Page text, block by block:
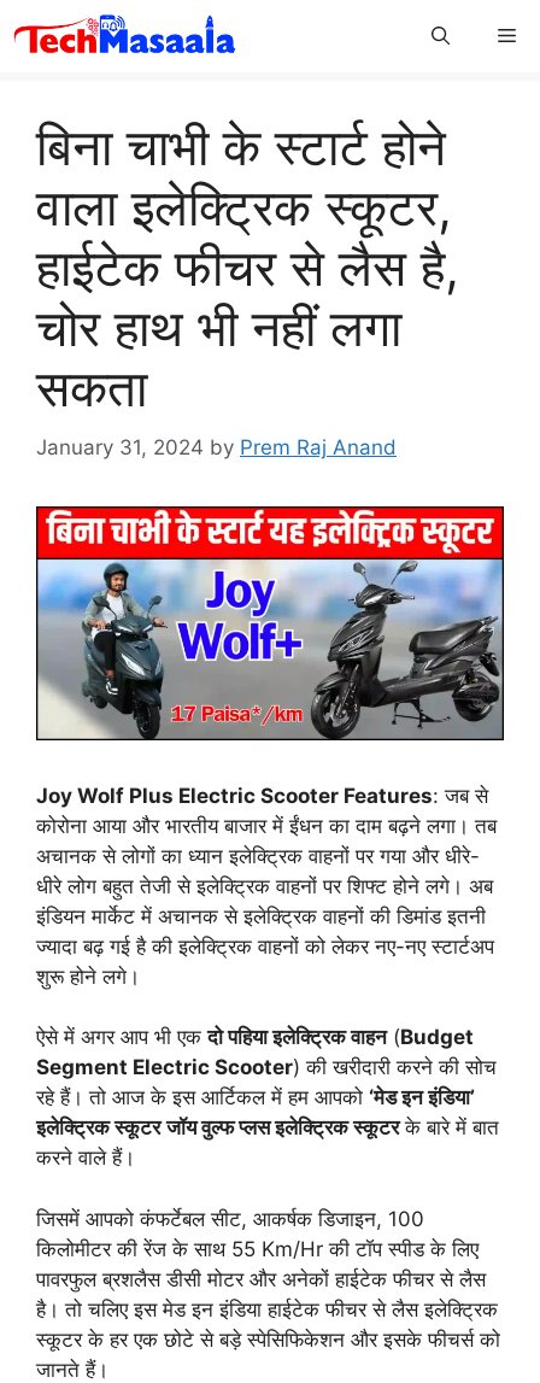
to
बिना चाभी के स्टार्ट होने
वाला इलेक्ट्रिक स्कूटर,
हाईटेक फीचर से लैस है,
चोर हाथ भी नहीं लगा
सकता
January 31, 2024 by Prem Raj Anand
Joy Wolf Plus Electric Scooter Features: जब से
कोरोना आया और भारतीय बाजार में ईंधन का दाम बढ़ने लगा। तब
अचानक से लोगों का ध्यान इलेक्ट्रिक वाहनों पर गया और धीरे-
धीरे लोग बहुत तेजी से इलेक्ट्रिक वाहनों पर शिफ्ट होने लगे। अब
इंडियन मार्केट में अचानक से इलेक्ट्रिक वाहनों की डिमांड इतनी
ज्यादा बढ़ गई है की इलेक्ट्रिक वाहनों को लेकर नए-नए स्टार्टअप
शुरू होने लगे।
ऐसे में अगर आप भी एकदो पहिया इलेक्ट्रिक वाहन(Budget
Segment Electric Scooter) की खरीदारी करने की सोच
रहे हैं। तो आज के इस आर्टिकल में हम आपको ‘मेड इन इंडिया’
इलेक्ट्रिक स्कूटर जॉय वुल्फ प्लस इलेक्ट्रिक स्कूटरके बारे में बात
करने वाले हैं।
जिसमें आपको कंफर्टेबल सीट, आकर्षक डिजाइन, 100
किलोमीटर की रेंज के साथ 55 Km/Hr की टॉप स्पीड के लिए
पावरफुल ब्रशलैस डीसी मोटर और अनेकों हाईटेक फीचर से लैस
है। तो चलिए इस मेड इन इंडिया हाईटेक फीचर से लैस इलेक्ट्रिक
स्कूटर के हर एक छोटे से बड़े स्पेसिफिकेशन और इसके फीचर्स को
जानते हैं।